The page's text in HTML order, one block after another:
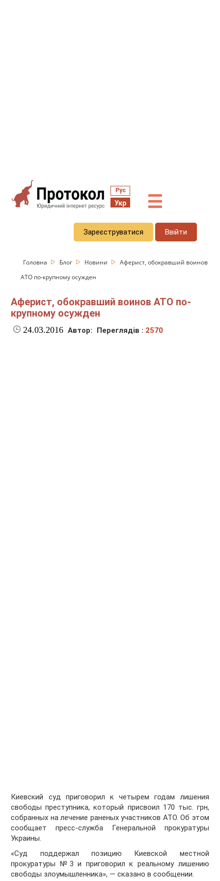
Рус
Укр ☰
Зареєструватися Ввійти
Головна Блог Новини
Аферист, обокравший воинов
АТО по-крупному осужден
Аферист, обокравший воинов АТО по-
крупному осужден
24.03.2016 Автор: Переглядів : 2570
Киевский суд приговорил к четырем годам лишения
свободы преступника, который присвоил 170 тыс. грн,
собранных на лечение раненых участников АТО. Об этом
сообщает пресс-служба Генеральной прокуратуры
Украины.
«Суд поддержал позицию Киевской местной
прокуратуры №3 и приговорил к реальному лишению
свободы злоумышленника», — сказано в сообщении.